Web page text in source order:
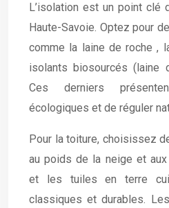
L’isolation est un point clé
Haute-Savoie. Optez pour
comme la laine de roche ,
isolants biosourcés (laine
Ces derniers
écologiques et de réguler
Pour la toiture, choisissez
au poids de la neige et aux
et les tuiles en terre
classiques et durables.